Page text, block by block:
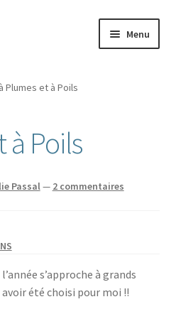
Menu
à Plumes et à Poils
à Poils
Passal — 2 commentaires
s’approche à grands
été choisi pour moi !!